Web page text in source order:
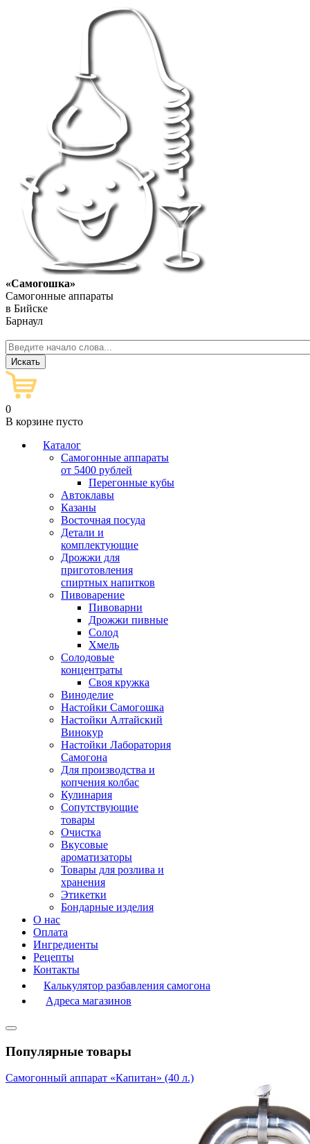
«Самогошка»
Самогонные аппараты
в Бийске
Барнаул
0
В корзине пусто
Каталог
Самогонные аппараты
от 5400 рублей
Перегонные кубы
Автоклавы
Казаны
Восточная посуда
Детали и
комплектующие
Дрожжи для
приготовления
спиртных напитков
Пивоварение
Пивоварни
Дрожжи пивные
Солод
Хмель
Солодовые
концентраты
Своя кружка
Виноделие
Настойки Самогошка
Настойки Алтайский
Винокур
Настойки Лаборатория
Самогона
Для производства и
копчения колбас
Кулинария
Сопутствующие
товары
Очистка
Вкусовые
ароматизаторы
Товары для розлива и
хранения
Этикетки
Бондарные изделия
О нас
Оплата
Ингредиенты
Рецепты
Контакты
Калькулятор разбавления самогона
Адреса магазинов
Популярные товары
Самогонный аппарат «Капитан» (40 л.)